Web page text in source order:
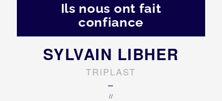
Ils nous ont fait
confiance
SYLVAIN LIBHER
TRIPLAST
–
//